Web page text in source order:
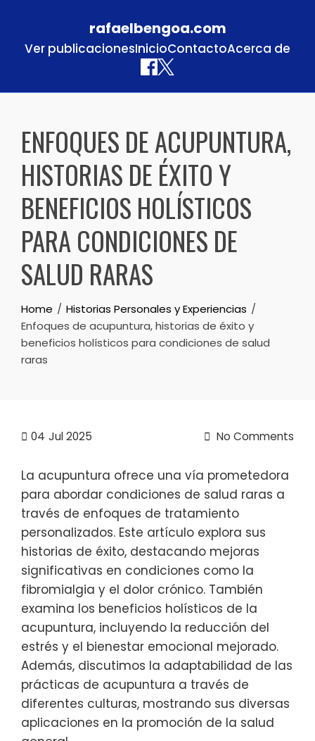
rafaelbengoa.com
Ver publicacionesInicioContactoAcerca de
ENFOQUES DE ACUPUNTURA,
HISTORIAS DE ÉXITO Y
BENEFICIOS HOLÍSTICOS
PARA CONDICIONES DE
SALUD RARAS
Home
Historias Personales y Experiencias
Enfoques de acupuntura, historias de éxito y
beneficios holísticos para condiciones de salud
raras
04 Jul 2025 No Comments
La acupuntura ofrece una vía prometedora
para abordar condiciones de salud raras a
través de enfoques de tratamiento
personalizados. Este artículo explora sus
historias de éxito, destacando mejoras
significativas en condiciones como la
fibromialgia y el dolor crónico. También
examina los beneficios holísticos de la
acupuntura, incluyendo la reducción del
estrés y el bienestar emocional mejorado.
Además, discutimos la adaptabilidad de las
prácticas de acupuntura a través de
diferentes culturas, mostrando sus diversas
aplicaciones en la promoción de la salud